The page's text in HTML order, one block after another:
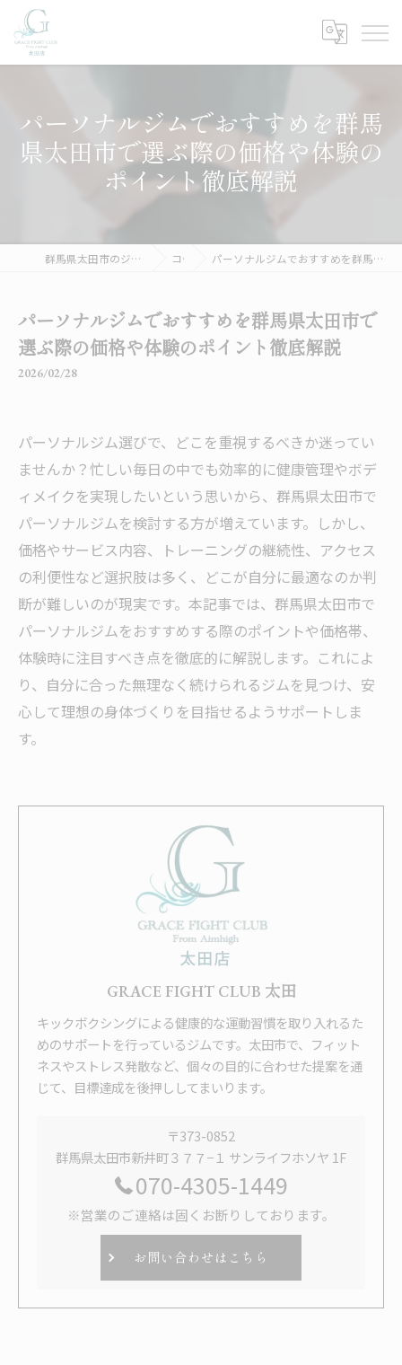
パーソナルジムでおすすめを群馬
県太田市で選ぶ際の価格や体験の
ポイント徹底解説
群馬県太田市のジムならGRACE FIGHT CLUB 太田 コラム パーソナルジムでおすすめを群馬県太田市で選ぶ際の価格や体験のポイント徹底解説
パーソナルジムでおすすめを群馬県太田市で
選ぶ際の価格や体験のポイント徹底解説
2026/02/28
パーソナルジム選びで、どこを重視するべきか迷ってい
ませんか？忙しい毎日の中でも効率的に健康管理やボデ
ィメイクを実現したいという思いから、群馬県太田市で
パーソナルジムを検討する方が増えています。しかし、
価格やサービス内容、トレーニングの継続性、アクセス
の利便性など選択肢は多く、どこが自分に最適なのか判
断が難しいのが現実です。本記事では、群馬県太田市で
パーソナルジムをおすすめする際のポイントや価格帯、
体験時に注目すべき点を徹底的に解説します。これによ
り、自分に合った無理なく続けられるジムを見つけ、安
心して理想の身体づくりを目指せるようサポートしま
す。
GRACE FIGHT CLUB 太田
キックボクシングによる健康的な運動習慣を取り入れるた
めのサポートを行っているジムです。太田市で、フィット
ネスやストレス発散など、個々の目的に合わせた提案を通
じて、目標達成を後押ししてまいります。
〒373-0852
群馬県太田市新井町３７７−１ サンライフホソヤ 1F
070-4305-1449
※営業のご連絡は固くお断りしております。
お問い合わせはこちら